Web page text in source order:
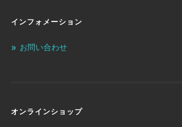
インフォメーション
お問い合わせ
オンラインショップ